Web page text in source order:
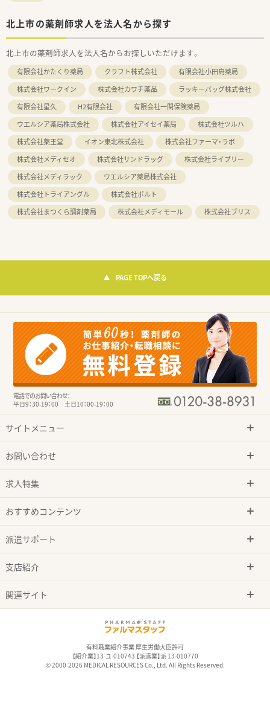
北上市の薬剤師求人を法人名から探す
北上市の薬剤師求人を法人名からお探しいただけます。
有限会社かたくり薬局 クラフト株式会社
有限会社小田島薬局
株式会社ワークイン
株式会社カワチ薬品
ラッキーバッグ株式会社
有限会社星久
H2有限会社
有限会社一関保険薬局
ウエルシア薬局株式会社
株式会社アイセイ薬局
株式会社ツルハ
株式会社薬王堂
イオン東北株式会社
株式会社ファーマ・ラボ
株式会社メディセオ
株式会社サンドラッグ
株式会社ライブリー
株式会社メディラック
ウエルシア薬局株式会社
株式会社トライアングル
株式会社ポルト
株式会社まつくら調剤薬局
株式会社メディモール 株式会社ブリス
PAGE TOPへ戻る
電話でのお問い合わせ：
平日9：30-19：00 土日10：00-19：00
サイトメニュー
お問い合わせ
求人特集
おすすめコンテンツ
派遣サポート
支店紹介
関連サイト
有料職業紹介事業 厚生労働大臣許可
【紹介業】13-ユ-010743 【派遣業】派 13-010770
© 2000-2026 MEDICAL RESOURCES Co., Ltd. All Rights Reserved.